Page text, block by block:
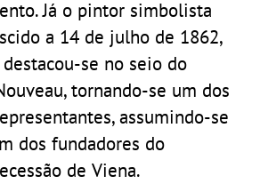
Já o pintor simbolista
a 14 de julho de 1862,
se no seio do
tornando-se um dos
assumindo-se
dos fundadores do
de Viena.